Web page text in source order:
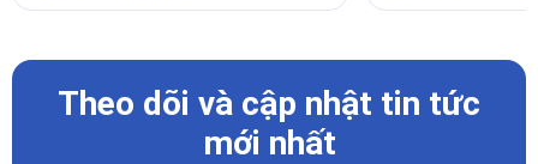
Theo dõi và cập nhật tin tức
mới nhất